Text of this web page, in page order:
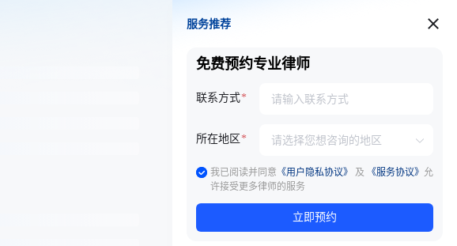
服务推荐
服务推荐
免费预约专业律师
联系方式
所在地区
我已阅读并同意 《用户隐私协议》 及 《服务协议》 允
许接受更多律师的服务
立即预约